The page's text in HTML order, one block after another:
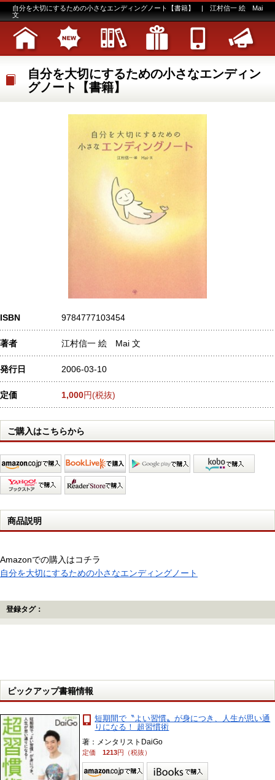
自分を大切にするための小さなエンディングノート【書籍】 | 江村信一 絵 Mai
文
自分を大切にするための小さなエンディン
グノート【書籍】
ISBN 9784777103454
著者 江村信一 絵 Mai 文
発行日 2006-03-10
定価 1,000円(税抜)
ご購入はこちらから
商品説明
Amazonでの購入はコチラ
自分を大切にするための小さなエンディングノート
登録タグ：
ピックアップ書籍情報
短期間で〝よい習慣〟が身につき、人生が思い通
りになる！ 超習慣術
著：メンタリストDaiGo
定価1213円（税抜）